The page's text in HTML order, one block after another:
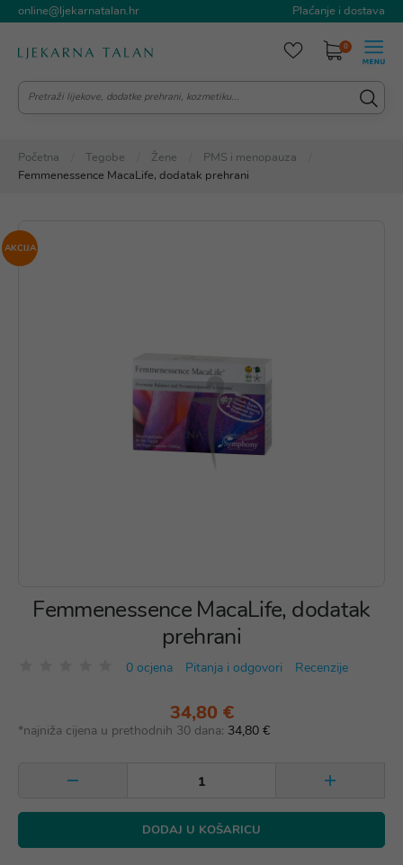
online@ljekarnatalan.hr Plaćanje i dostava
0
Početna Tegobe Žene
PMS i menopauza
Femmenessence MacaLife, dodatak prehrani
AKCIJA
Femmenessence MacaLife, dodatak
prehrani
0 ocjena Pitanja i odgovori Recenzije
34,80 €
*najniža cijena u prethodnih 30 dana: 34,80 €
DODAJ U KOŠARICU